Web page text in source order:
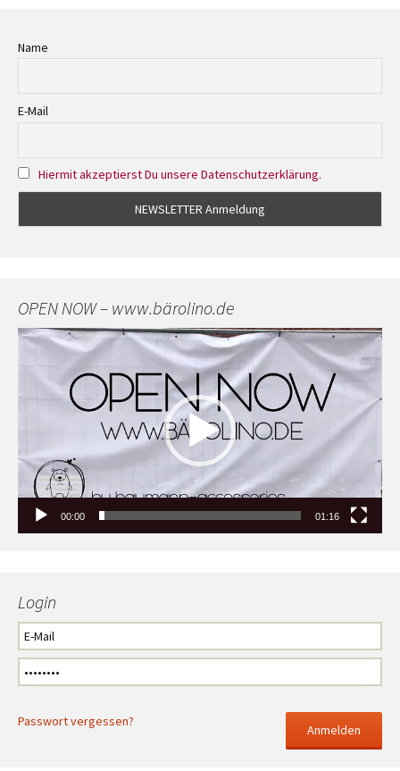
Name
E-Mail
Hiermit akzeptierst Du unsere Datenschutzerklärung.
OPEN NOW – www.bärolino.de
Video-
00:00 01:16
Login
Passwort vergessen?